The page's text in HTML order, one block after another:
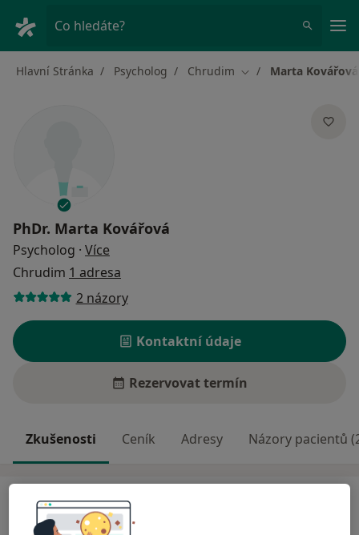
Co hledáte?
Hlavní Stránka Psycholog Chrudim Změna města
Marta Kovářová
PhDr. Marta Kovářová
Psycholog · Více
Chrudim 1 adresa
2 názory
Kontaktní údaje
Rezervovat termín
Zkušenosti Ceník Adresy Názory pacientů
Zkušenosti
Odborník na: